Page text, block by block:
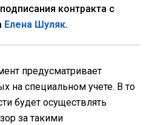
контракта с
Елена Шуляк.
предусматривает
на специальном учете. В то
будет осуществлять
за такими